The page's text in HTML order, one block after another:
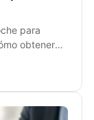
para
obtener